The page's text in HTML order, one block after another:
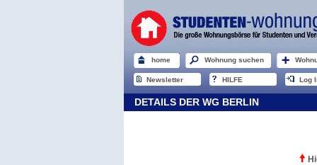
home Wohnung suchen
Newsletter HILFE Log
DETAILS DER WG BERLIN